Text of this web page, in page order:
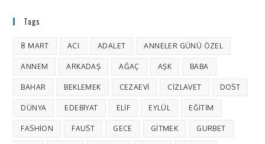
Tags
8 MART ACI ADALET ANNELER GÜNÜ ÖZEL
ANNEM ARKADAŞ AĞAÇ AŞK BABA
BAHAR BEKLEMEK CEZAEVI CIZLAVET DOST
DÜNYA EDEBIYAT ELIF EYLÜL EĞITIM
FASHION FAUST GECE GITMEK GURBET